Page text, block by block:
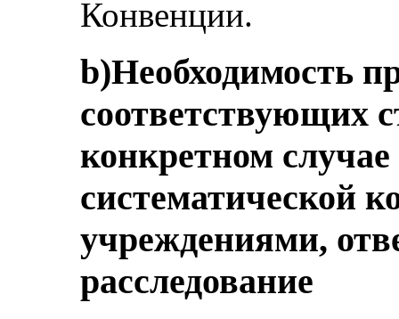
Конвенции.
b)Необходимость
соответствующих
конкретном случае
систематической
учреждениями,
расследование